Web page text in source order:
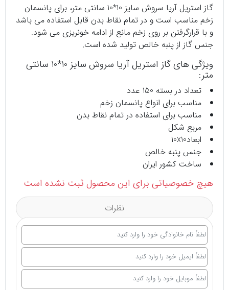
گاز استریل آریا سروش سایز 10*10 سانتی متر، برای پانسمان
زخم مناسب است و در تمام نقاط بدن قابل استفاده می باشد
و با قرارگرفتن بر روی زخم مانع از ادامه خونریزی می شود.
جنس گاز از پنبه خالص تولید شده است.
ویژگی های گاز استریل آریا سروش سایز 10*10 سانتی
متر:
تعداد در بسته 150 عدد
مناسب برای انواع پانسمان زخم
مناسب برای استفاده در تمام نقاط بدن
مربع شکل
ابعاد10x10
جنس پنبه خالص
ساخت کشور ایران
هیچ خصوصیاتی برای این محصول ثبت نشده است
نظرات